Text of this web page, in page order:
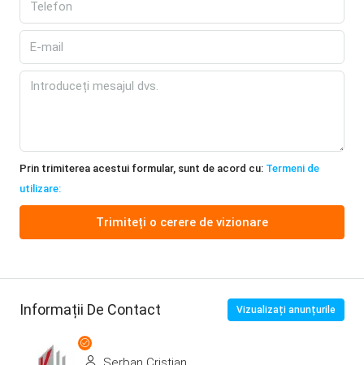
Prin trimiterea acestui formular, sunt de acord cu: Termeni de
utilizare:
Trimiteți o cerere de vizionare
Informații De Contact Vizualizați anunțurile